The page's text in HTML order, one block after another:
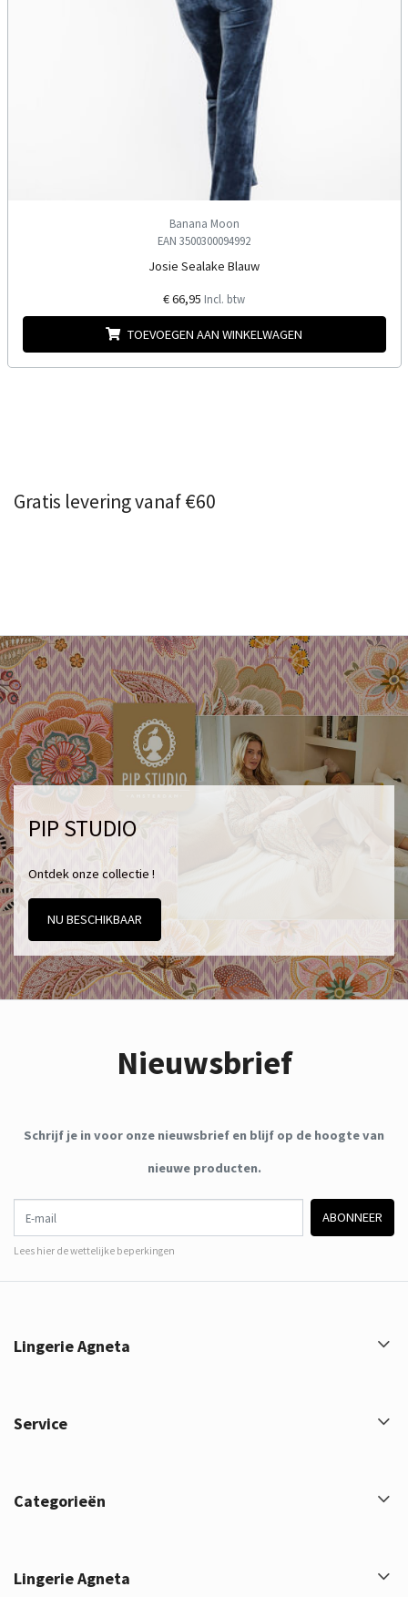
Banana Moon
EAN 3500300094992
Josie Sealake Blauw
€ 66,95 Incl. btw
TOEVOEGEN AAN WINKELWAGEN
Gratis levering vanaf €60
PIP STUDIO
Ontdek onze collectie !
NU BESCHIKBAAR
Nieuwsbrief
Schrijf je in voor onze nieuwsbrief en blijf op de hoogte van
nieuwe producten.
ABONNEER
Lees hier de wettelijke beperkingen
Lingerie Agneta
Service
Categorieën
Lingerie Agneta